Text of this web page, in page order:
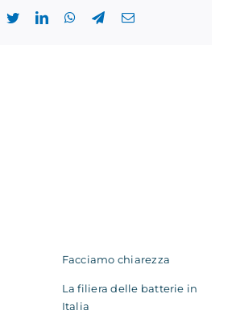
TwitterLinkedInWhatsApp
TelegramEmail
Facciamo chiarezza
La filiera delle batterie in
Italia